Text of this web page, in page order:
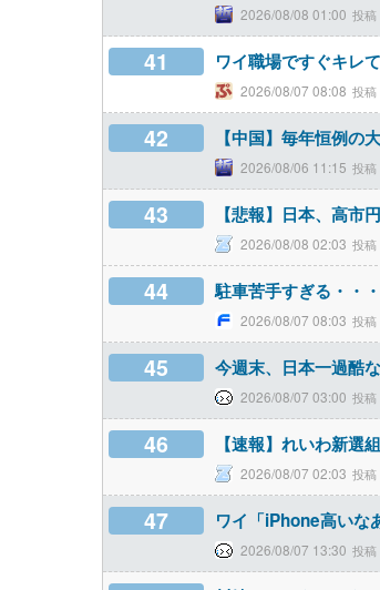
2026/08/08 01:00
41 ワイ職場ですぐキレ
2026/08/07 08:08
42 【中国】毎年恒例
2026/08/06 11:15
43 【悲報】日本、高
2026/08/08 02:03
44 駐車苦手すぎる・・・
2026/08/07 08:03
45 今週末、日本一過酷
2026/08/07 03:00
46 【速報】れいわ新選
2026/08/07 02:03
47 ワイ「iPhone高い
2026/08/07 13:30